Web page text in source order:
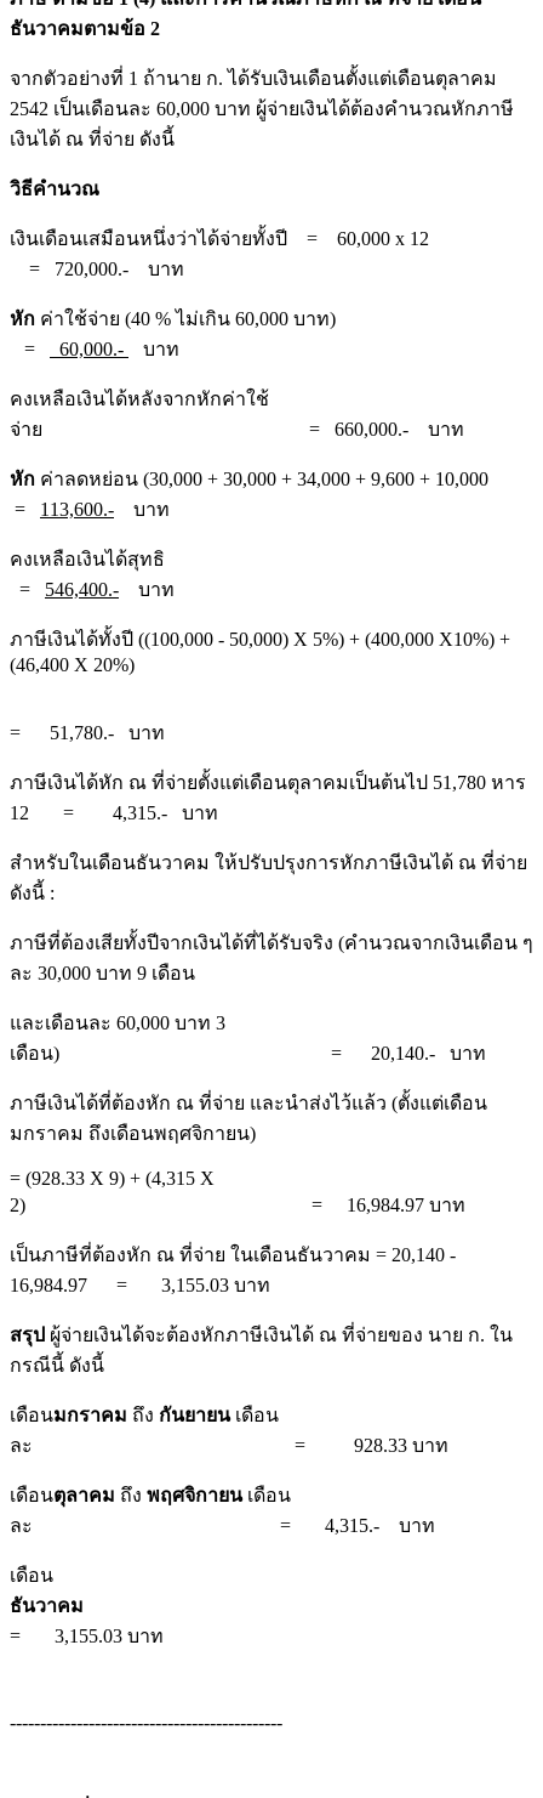
ธันวาคมตามข้อ 2
จากตัวอย่างที่ 1 ถ้านาย ก. ได้รับเงินเดือนตั้งแต่เดือนตุลาคม
2542 เป็นเดือนละ 60,000 บาท ผู้จ่ายเงินได้ต้องคำนวณหักภาษี
เงินได้ ณ ที่จ่าย ดังนี้
วิธีคำนวณ
เงินเดือนเสมือนหนึ่งว่าได้จ่ายทั้งปี = 60,000 x 12
= 720,000.- บาท
หัก ค่าใช้จ่าย (40 % ไม่เกิน 60,000 บาท)
=
60,000.- บาท
คงเหลือเงินได้หลังจากหักค่าใช้
จ่าย = 660,000.- บาท
หัก ค่าลดหย่อน (30,000 + 30,000 + 34,000 + 9,600 + 10,000
= 113,600.- บาท
คงเหลือเงินได้สุทธิ
= 546,400.- บาท
ภาษีเงินได้ทั้งปี ((100,000 - 50,000) X 5%) + (400,000 X10%) +
(46,400 X 20%)
= 51,780.- บาท
ภาษีเงินได้หัก ณ ที่จ่ายตั้งแต่เดือนตุลาคมเป็นต้นไป 51,780 หาร
12 = 4,315.- บาท
สำหรับในเดือนธันวาคม ให้ปรับปรุงการหักภาษีเงินได้ ณ ที่จ่าย
ดังนี้ :
ภาษีที่ต้องเสียทั้งปีจากเงินได้ที่ได้รับจริง (คำนวณจากเงินเดือน ๆ
ละ 30,000 บาท 9 เดือน
และเดือนละ 60,000 บาท 3
เดือน) = 20,140.- บาท
ภาษีเงินได้ที่ต้องหัก ณ ที่จ่าย และนำส่งไว้แล้ว (ตั้งแต่เดือน
มกราคม ถึงเดือนพฤศจิกายน)
= (928.33 X 9) + (4,315 X
2) = 16,984.97 บาท
เป็นภาษีที่ต้องหัก ณ ที่จ่าย ในเดือนธันวาคม = 20,140 -
16,984.97 = 3,155.03 บาท
สรุป ผู้จ่ายเงินได้จะต้องหักภาษีเงินได้ ณ ที่จ่ายของ นาย ก. ใน
กรณีนี้ ดังนี้
เดือนมกราคม ถึง กันยายนเดือน
ละ = 928.33 บาท
เดือนตุลาคม ถึง พฤศจิกายนเดือน
ละ = 4,315.- บาท
เดือน
ธันวาคม
= 3,155.03 บาท
---------------------------------------------